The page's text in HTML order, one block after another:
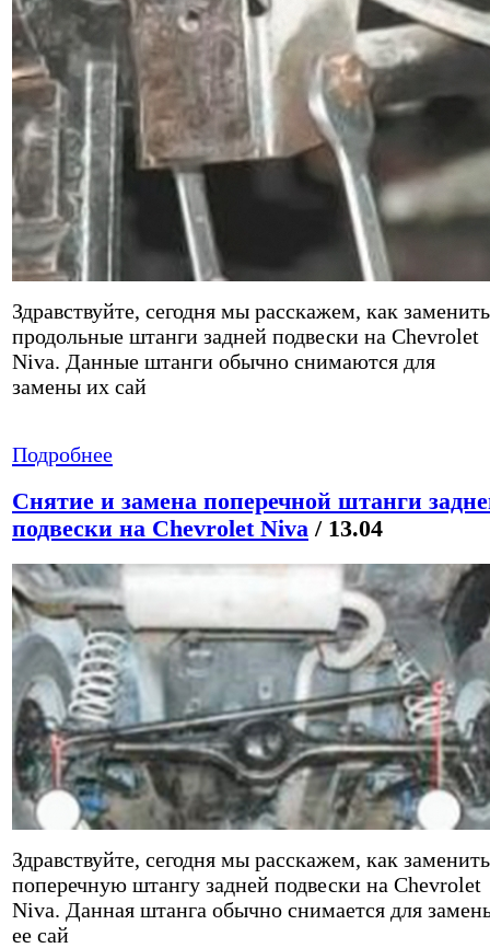
Здравствуйте, сегодня мы расскажем, как заменить
продольные штанги задней подвески на Chevrolet
Niva. Данные штанги обычно снимаются для
замены их сай
Подробнее
Снятие и замена поперечной штанги
подвески на Chevrolet Niva / 13.04
Здравствуйте, сегодня мы расскажем, как заменить
поперечную штангу задней подвески на Chevrolet
Niva. Данная штанга обычно снимается для
ее сай